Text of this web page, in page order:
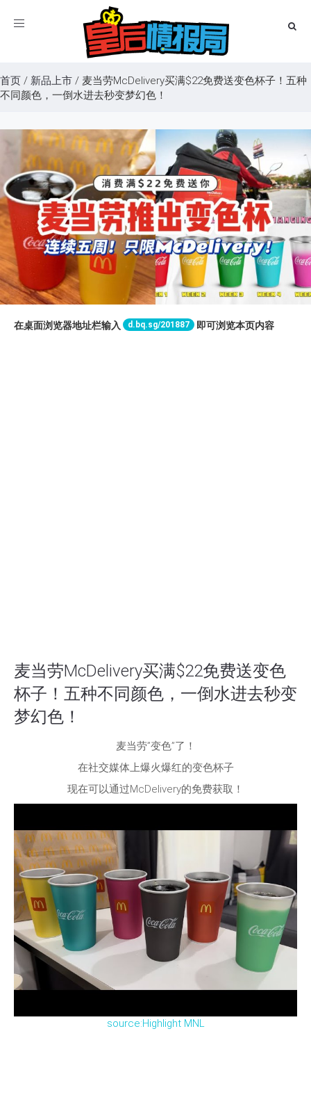
Toggle
首页 / 新品上市 / 麦当劳McDelivery买满$22免费送变色杯子！五种
不同颜色，一倒水进去秒变梦幻色！
在桌面浏览器地址栏输入 d.bq.sg/201887 即可浏览本页内容
麦当劳McDelivery买满$22免费送变色
杯子！五种不同颜色，一倒水进去秒变
梦幻色！
麦当劳”变色”了！
在社交媒体上爆火爆红的变色杯子
现在可以通过McDelivery的免费获取！
source:Highlight MNL